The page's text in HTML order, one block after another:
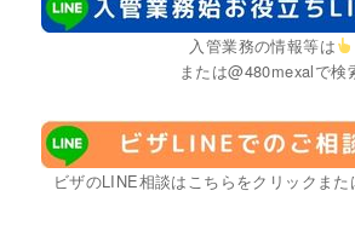
入管業務の情報等は
または@480mexalで検
ビザのLINE相談はこちらをクリックま